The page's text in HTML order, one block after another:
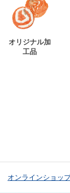
オリジナル加
工品
オンラインショッ